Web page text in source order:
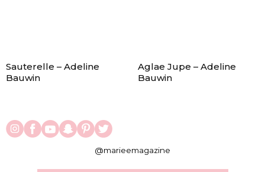
Sauterelle – Adeline
Bauwin
Aglae Jupe – Adeline
Bauwin
@marieemagazine